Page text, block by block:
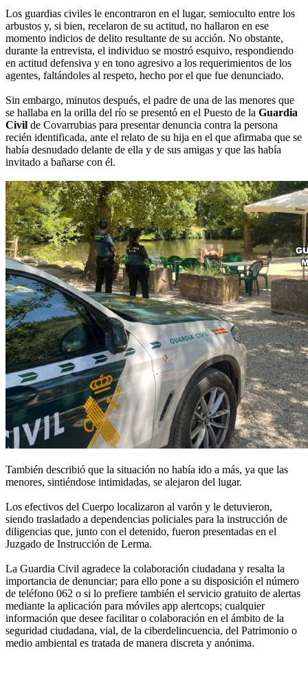
Los guardias civiles le encontraron en el lugar, semioculto entre los
arbustos y, si bien, recelaron de su actitud, no hallaron en ese
momento indicios de delito resultante de su acción. No obstante,
durante la entrevista, el individuo se mostró esquivo, respondiendo
en actitud defensiva y en tono agresivo a los requerimientos de los
agentes, faltándoles al respeto, hecho por el que fue denunciado.
Sin embargo, minutos después, el padre de una de las menores que
se hallaba en la orilla del río se presentó en el Puesto de la Guardia
Civil de Covarrubias para presentar denuncia contra la persona
recién identificada, ante el relato de su hija en el que afirmaba que se
había desnudado delante de ella y de sus amigas y que las había
invitado a bañarse con él.
También describió que la situación no había ido a más, ya que las
menores, sintiéndose intimidadas, se alejaron del lugar.
Los efectivos del Cuerpo localizaron al varón y le detuvieron,
siendo trasladado a dependencias policiales para la instrucción de
diligencias que, junto con el detenido, fueron presentadas en el
Juzgado de Instrucción de Lerma.
La Guardia Civil agradece la colaboración ciudadana y resalta la
importancia de denunciar; para ello pone a su disposición el número
de teléfono 062 o si lo prefiere también el servicio gratuito de alertas
mediante la aplicación para móviles app alertcops; cualquier
información que desee facilitar o colaboración en el ámbito de la
seguridad ciudadana, vial, de la ciberdelincuencia, del Patrimonio o
medio ambiental es tratada de manera discreta y anónima.